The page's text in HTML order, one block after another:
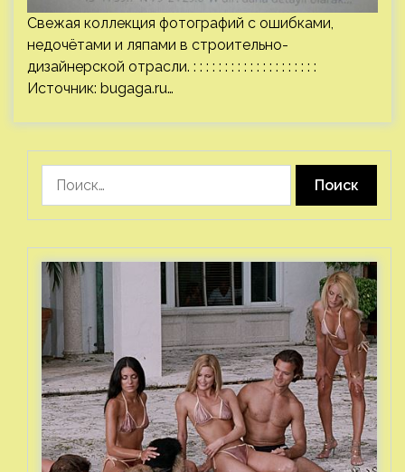
Свежая коллекция фотографий с ошибками,
недочётами и ляпами в строительно-
дизайнерской отрасли. : : : : : : : : : : : : : : : : : : : :
Источник: bugaga.ru…